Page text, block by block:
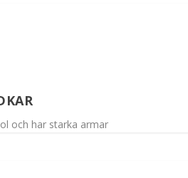
och har starka armar